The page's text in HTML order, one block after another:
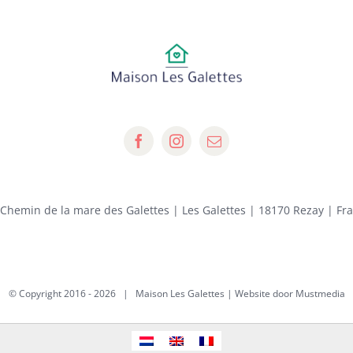
de la mare des Galettes | Les Galettes | 18170 Rezay |
© Copyright 2016 -2026 | Maison Les Galettes | Website door Mustmedia